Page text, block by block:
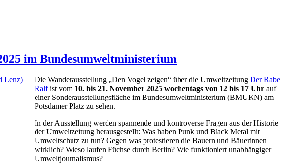
im Bundesumweltministerium
Die Wanderausstellung „Den Vogel zeigen“ über die Umweltzeitung Der Rabe
Ralfist vom 10. bis 21. November 2025 wochentags von 12 bis 17 Uhr auf
einer Sonderausstellungsfläche im Bundesumweltministerium (BMUKN) am
Potsdamer Platz zu sehen.
In der Ausstellung werden spannende und kontroverse Fragen aus der Historie
der Umweltzeitung herausgestellt: Was haben Punk und Black Metal mit
Umweltschutz zu tun? Gegen was protestieren die Bauern und Bäuerinnen
wirklich? Wieso laufen Füchse durch Berlin? Wie funktioniert unabhängiger
Umweltjournalismus?